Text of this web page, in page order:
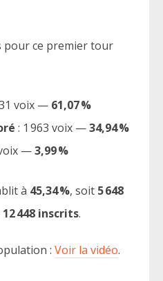
pour ce premier tour
voix — 61,07 %
: 1 963 voix —34,94 %
—3,99 %
à 45,34 %, soit 5 648
12 448 inscrits.
: Voir la vidéo.